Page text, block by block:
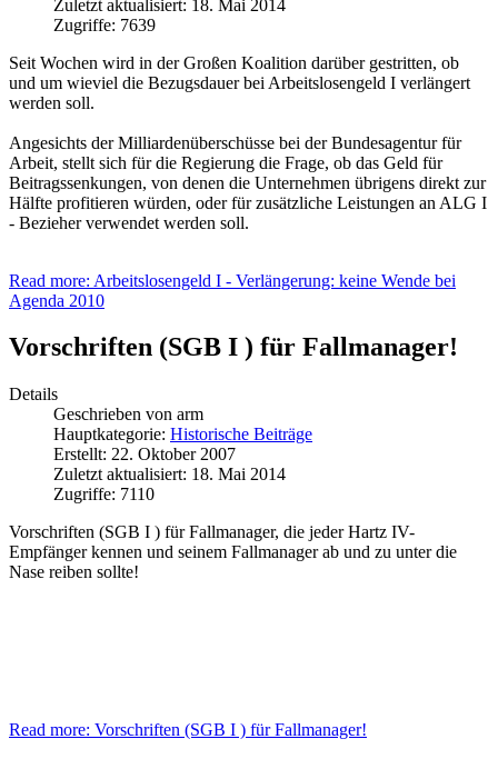
Zuletzt aktualisiert: 18. Mai 2014
Zugriffe: 7639
Seit Wochen wird in der Großen Koalition darüber gestritten, ob
und um wieviel die Bezugsdauer bei Arbeitslosengeld I verlängert
werden soll.
Angesichts der Milliardenüberschüsse bei der Bundesagentur für
Arbeit, stellt sich für die Regierung die Frage, ob das Geld für
Beitragssenkungen, von denen die Unternehmen übrigens direkt zur
Hälfte profitieren würden, oder für zusätzliche Leistungen an ALG I
- Bezieher verwendet werden soll.
Read more: Arbeitslosengeld I - Verlängerung: keine Wende bei
Agenda 2010
Vorschriften (SGB I ) für Fallmanager!
Details
Geschrieben von arm
Hauptkategorie: Historische Beiträge
Erstellt: 22. Oktober 2007
Zuletzt aktualisiert: 18. Mai 2014
Zugriffe: 7110
Vorschriften (SGB I ) für Fallmanager, die jeder Hartz IV-
Empfänger kennen und seinem Fallmanager ab und zu unter die
Nase reiben sollte!
Read more: Vorschriften (SGB I ) für Fallmanager!